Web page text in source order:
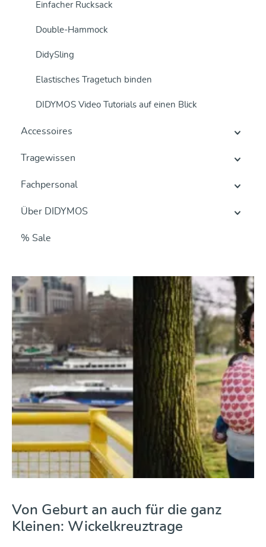
Einfacher Rucksack
Double-Hammock
DidySling
Elastisches Tragetuch binden
DIDYMOS Video Tutorials auf einen Blick
Accessoires
Tragewissen
Fachpersonal
Über DIDYMOS
% Sale
Von Geburt an auch für die ganz
Kleinen: Wickelkreuztrage